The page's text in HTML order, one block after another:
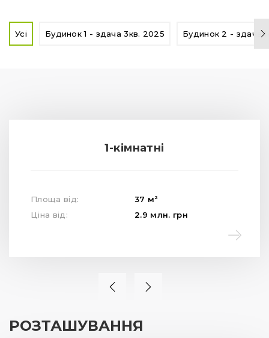
Усі Будинок 1 - здача 3кв. 2025 Будинок 2 - здача
1-кімнатні
Площа від: 37 м 2
Ціна від: 2.9 млн. грн
РОЗТАШУВАННЯ